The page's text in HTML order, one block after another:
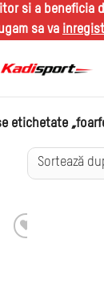
si a beneficia
sa va
etichetate